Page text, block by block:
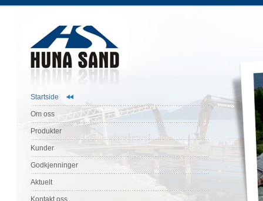
Startside
Om oss
Produkter
Kunder
Godkjenninger
Aktuelt
Kontakt oss